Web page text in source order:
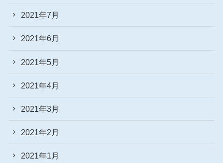
2021年7月
2021年6月
2021年5月
2021年4月
2021年3月
2021年2月
2021年1月